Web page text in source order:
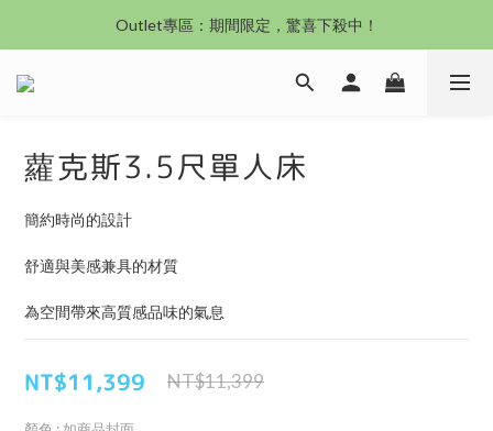
沙發新登場｜想躺就躺，頭等艙到商務艙一次擁有
Outlet專區：期間限定，驚喜下殺中！
沙發新登場｜想躺就躺，頭等艙到商務艙一次擁有
蘿克斯3.5尺單人床
簡約時尚的設計
舒適與美感兼具的材質
為空間帶來高質感品味的氣息
NT$11,399 NT$11,399